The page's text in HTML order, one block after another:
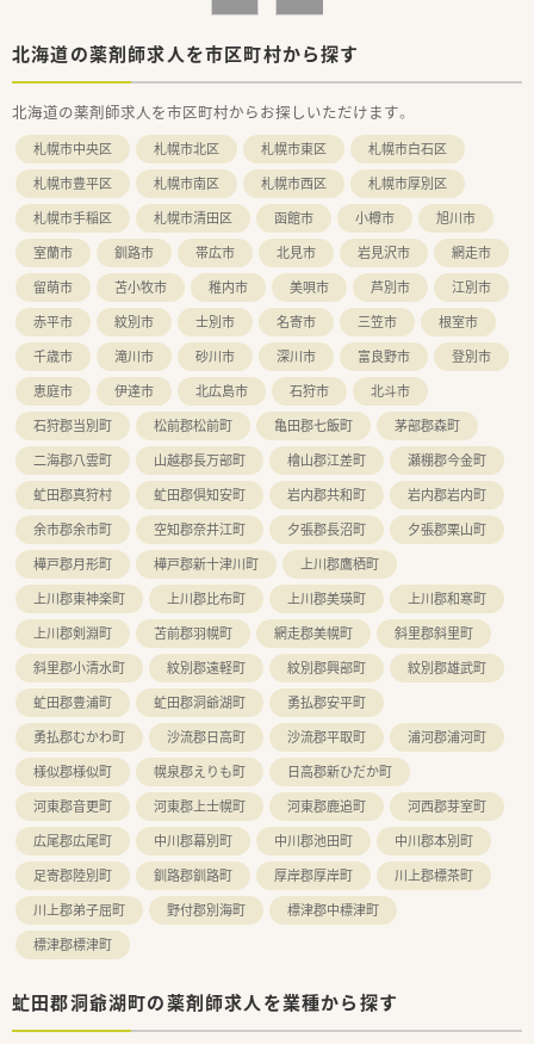
北海道の薬剤師求人を市区町村から探す
北海道の薬剤師求人を市区町村からお探しいただけます。
札幌市中央区 札幌市北区 札幌市東区
札幌市白石区
札幌市豊平区
札幌市南区 札幌市西区
札幌市厚別区
札幌市手稲区
札幌市清田区 函館市 小樽市
旭川市
室蘭市
釧路市 帯広市 北見市 岩見沢市
網走市
留萌市
苫小牧市 稚内市 美唄市 芦別市
江別市
赤平市
紋別市 士別市 名寄市 三笠市
根室市
千歳市
滝川市 砂川市 深川市 富良野市
登別市
恵庭市
伊達市 北広島市 石狩市
北斗市
石狩郡当別町
松前郡松前町 亀田郡七飯町
茅部郡森町
二海郡八雲町
山越郡長万部町 檜山郡江差町
瀬棚郡今金町
虻田郡真狩村
虻田郡倶知安町 岩内郡共和町
岩内郡岩内町
余市郡余市町
空知郡奈井江町 夕張郡長沼町
夕張郡栗山町
樺戸郡月形町
樺戸郡新十津川町
上川郡鷹栖町
上川郡東神楽町
上川郡比布町 上川郡美瑛町
上川郡和寒町
上川郡剣淵町
苫前郡羽幌町 網走郡美幌町
斜里郡斜里町
斜里郡小清水町
紋別郡遠軽町 紋別郡興部町
紋別郡雄武町
虻田郡豊浦町
虻田郡洞爺湖町
勇払郡安平町
勇払郡むかわ町
沙流郡日高町 沙流郡平取町
浦河郡浦河町
様似郡様似町
幌泉郡えりも町
日高郡新ひだか町
河東郡音更町
河東郡上士幌町 河東郡鹿追町
河西郡芽室町
広尾郡広尾町
中川郡幕別町 中川郡池田町
中川郡本別町
足寄郡陸別町
釧路郡釧路町 厚岸郡厚岸町
川上郡標茶町
川上郡弟子屈町
野付郡別海町
標津郡中標津町
標津郡標津町
虻田郡洞爺湖町の薬剤師求人を業種から探す